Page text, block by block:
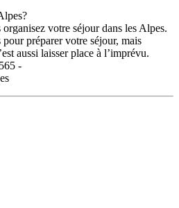
votre séjour dans les Alpes.
préparer votre séjour, mais
aussi laisser place à l’imprévu.
-